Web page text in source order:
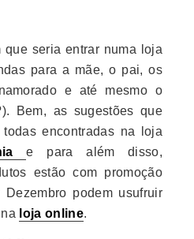
que seria entrar numa loja
para a mãe, o pai, os
e até mesmo o
Bem, as sugestões que
encontradas na loja
e para além disso,
estão com promoção
podem usufruir
loja online.